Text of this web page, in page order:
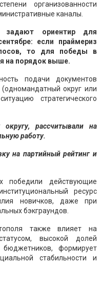
организованности
каналы.
ориентир для
если праймериз
то для победы в
на порядок выше.
подачи документов
округ или
стратегического
рассчитывали на
работу.
на партийный рейтинг и
победили действующие
ресурс
новичков, даже при
бэкграундов.
также влияет на
высокой долей
формирует
стабильности и